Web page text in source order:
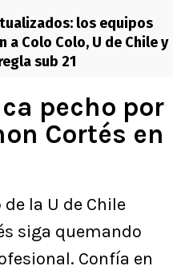
los equipos
a Colo Colo, U de Chile y
sub 21
pecho por
Cortés en
la U de Chile
siga quemando
Confía en